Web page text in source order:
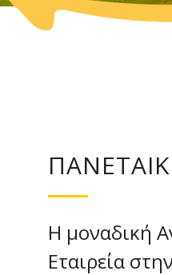
Η μοναδική
Εταιρεία